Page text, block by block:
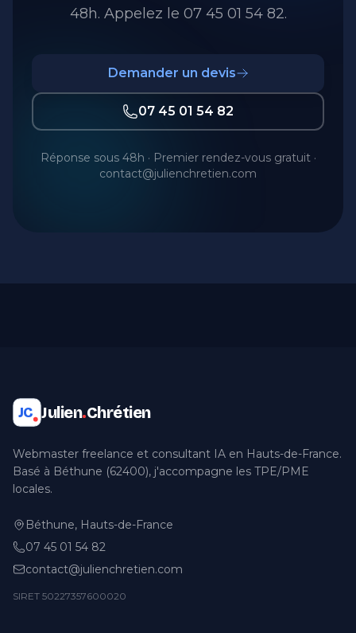
48h. Appelez le 07 45 01 54 82.
Demander un devis
07 45 01 54 82
Réponse sous 48h · Premier rendez-vous gratuit ·
contact@julienchretien.com
JC Julien.Chrétien
Webmaster freelance et consultant IA en Hauts-de-France.
Basé à Béthune (62400), j'accompagne les TPE/PME
locales.
Béthune, Hauts-de-France
07 45 01 54 82
contact@julienchretien.com
SIRET 50227357600020